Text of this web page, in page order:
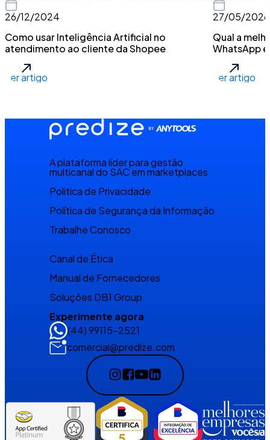
26/12/2024
Como usar Inteligência Artificial no
atendimento ao cliente da Shopee
Ler artigo
27/05/2026
Qual a
WhatsApp
Ler artigo
A plataforma líder para gestão
multicanal do SAC em marketplaces
Politica de Privacidade
Política de Segurança da Informação
Trabalhe Conosco
Canal de Ética
Manual de Fornecedores
Soluções DB1 Group
Experimente agora
(44) 99115-2521
comercial@predize.com